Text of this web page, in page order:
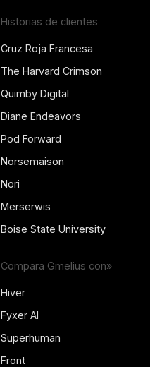
Historias de clientes
Cruz Roja Francesa
The Harvard Crimson
Quimby Digital
Diane Endeavors
Pod Forward
Norsemaison
Nori
Merserwis
Boise State University
Compara Gmelius con»
Hiver
Fyxer AI
Superhuman
Front